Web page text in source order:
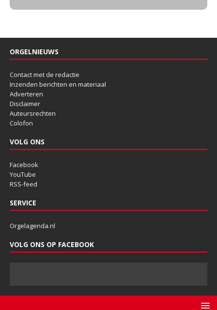
ORGELNIEUWS
Contact met de redactie
Inzenden berichten en materiaal
Adverteren
Disclaimer
Auteursrechten
Colofon
VOLG ONS
Facebook
YouTube
RSS-feed
SERVICE
Orgelagenda.nl
VOLG ONS OP FACEBOOK